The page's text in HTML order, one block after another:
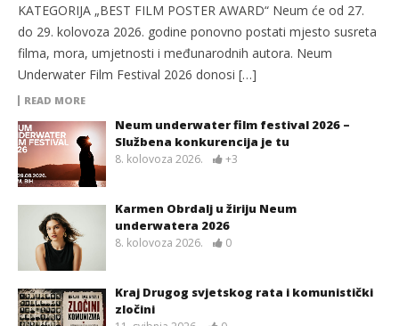
KATEGORIJA „BEST FILM POSTER AWARD“ Neum će od 27.
do 29. kolovoza 2026. godine ponovno postati mjesto susreta
filma, mora, umjetnosti i međunarodnih autora. Neum
Underwater Film Festival 2026 donosi […]
READ MORE
Neum underwater film festival 2026 –
Službena konkurencija je tu
8. kolovoza 2026. +3
Karmen Obrdalj u žiriju Neum
underwatera 2026
8. kolovoza 2026. 0
Kraj Drugog svjetskog rata i komunistički
zločini